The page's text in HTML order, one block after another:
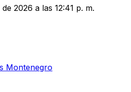
2026 a las 12:41 p. m.
Montenegro